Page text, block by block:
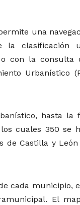
una
la clasificación
con la
Urbanístico
hasta la
cuales 350 se
Castilla y
cada municipio,
El